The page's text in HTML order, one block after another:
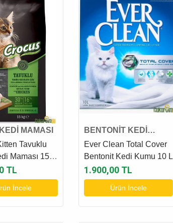
MAMASI
Tavuklu
Maması 15
TL
İncele
BENTONİT KEDİ
KUMU
Ever Clean Total Cover
Bentonit Kedi Kumu 10 L
1.900,00 TL
Ürün İncele